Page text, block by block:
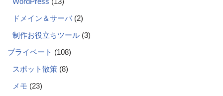
ドメイン＆サーバ(2)
制作お役立ちツール (3)
プライベート (108)
スポット散策 (8)
メモ (23)